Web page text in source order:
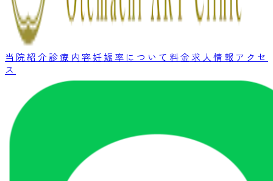
当院紹介診療内容妊娠率について 料金求人情報 アクセ
ス